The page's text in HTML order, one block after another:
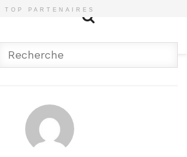
TOP PARTENAIRES